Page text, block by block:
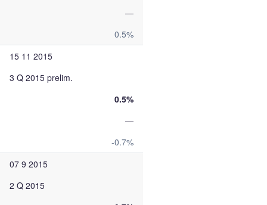
—
0.5%
15 11 2015
3 Q 2015 prelim.
0.5%
—
-0.7%
07 9 2015
2 Q 2015